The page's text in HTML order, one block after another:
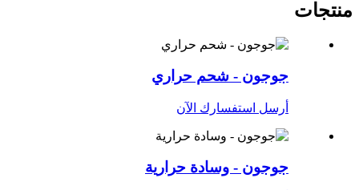
منتجات
جوجون - شحم حراري
أرسل استفسارك الآن
جوجون - وسادة حرارية